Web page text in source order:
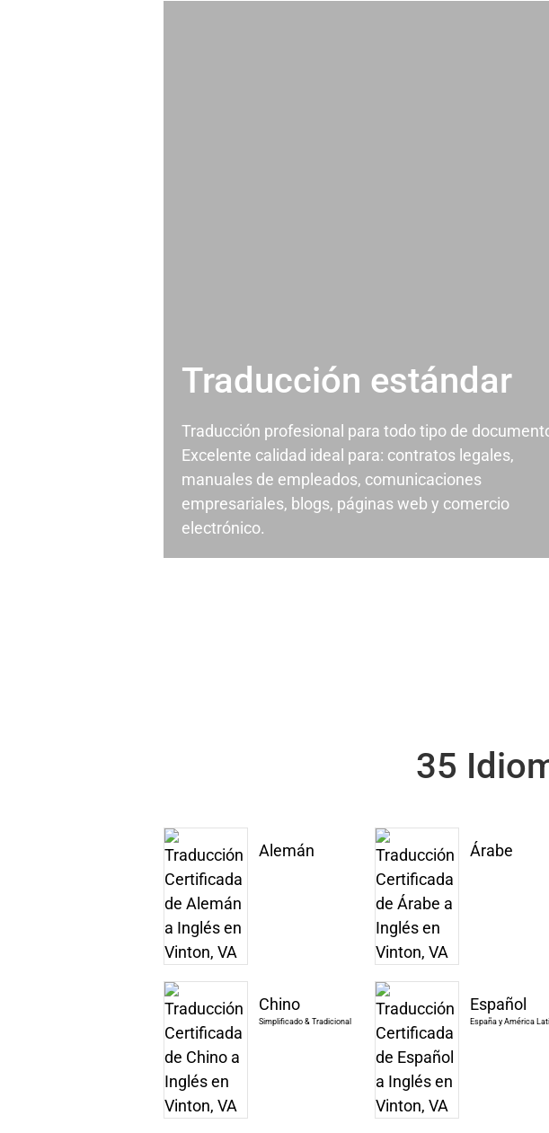
Traducción estándar
Traducción profesional para todo tipo de
Excelente calidad ideal para: contratos legales,
manuales de empleados, comunicaciones
empresariales, blogs, páginas web y comercio
electrónico.
35
Alemán Árabe
Chino
Simplificado & Tradicional
Español
España y América